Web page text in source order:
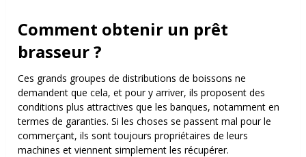
Comment obtenir un prêt
brasseur ?
Ces grands groupes de distributions de boissons ne
demandent que cela, et pour y arriver, ils proposent des
conditions plus attractives que les banques, notamment en
termes de garanties. Si les choses se passent mal pour le
commerçant, ils sont toujours propriétaires de leurs
machines et viennent simplement les récupérer.